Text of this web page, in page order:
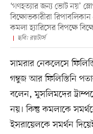
‘গণহত্যার জন্য ভোট নয়’
বিক্ষোভকারীরা রিপাবলিকান
কমলা হ্যারিসের বিপক্ষে
ছবি: রয়টার্স
সামরার নেকলেসে
গম্বুজ আর ফিলিস্তিনি
বলেন, মুসলিমদের
নয়। কিন্তু কমলাকে
ইসরায়েলকে সমর্থন